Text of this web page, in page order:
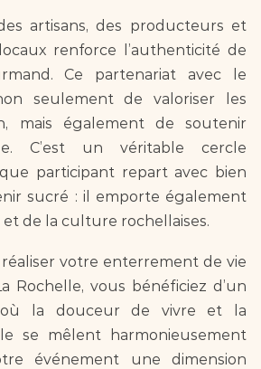
artisans, des producteurs et
renforce l’authenticité de
Ce partenariat avec le
seulement de valoriser les
mais également de soutenir
C’est un véritable cercle
participant repart avec bien
sucré : il emporte également
et de la culture rochellaises.
réaliser votre enterrement de vie
Rochelle, vous bénéficiez d’un
où la douceur de vivre et la
se mêlent harmonieusement
événement une dimension